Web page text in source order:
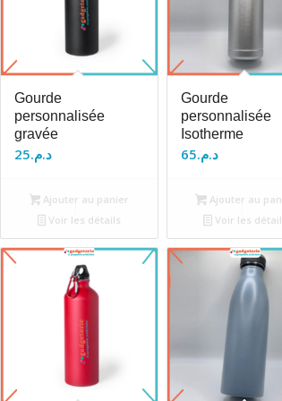
Gourde
personnalisée
gravée
د.م.25
Ajouter au panier
Voir les détails
Gourde
personnalisée
Isotherme
د.م.65
Ajouter au
Voir les